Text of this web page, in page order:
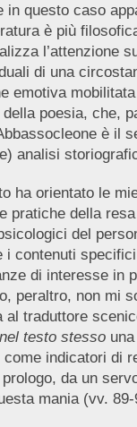
questo caso
è più
l’attenzione
di una
emotiva
poesia, che,
è il
analisi
ha orientato le
pratiche della
del
contenuti
di interesse in
peraltro, non mi
traduttore
testo stessouna
indicatori di
da un
mania (vv. 89-